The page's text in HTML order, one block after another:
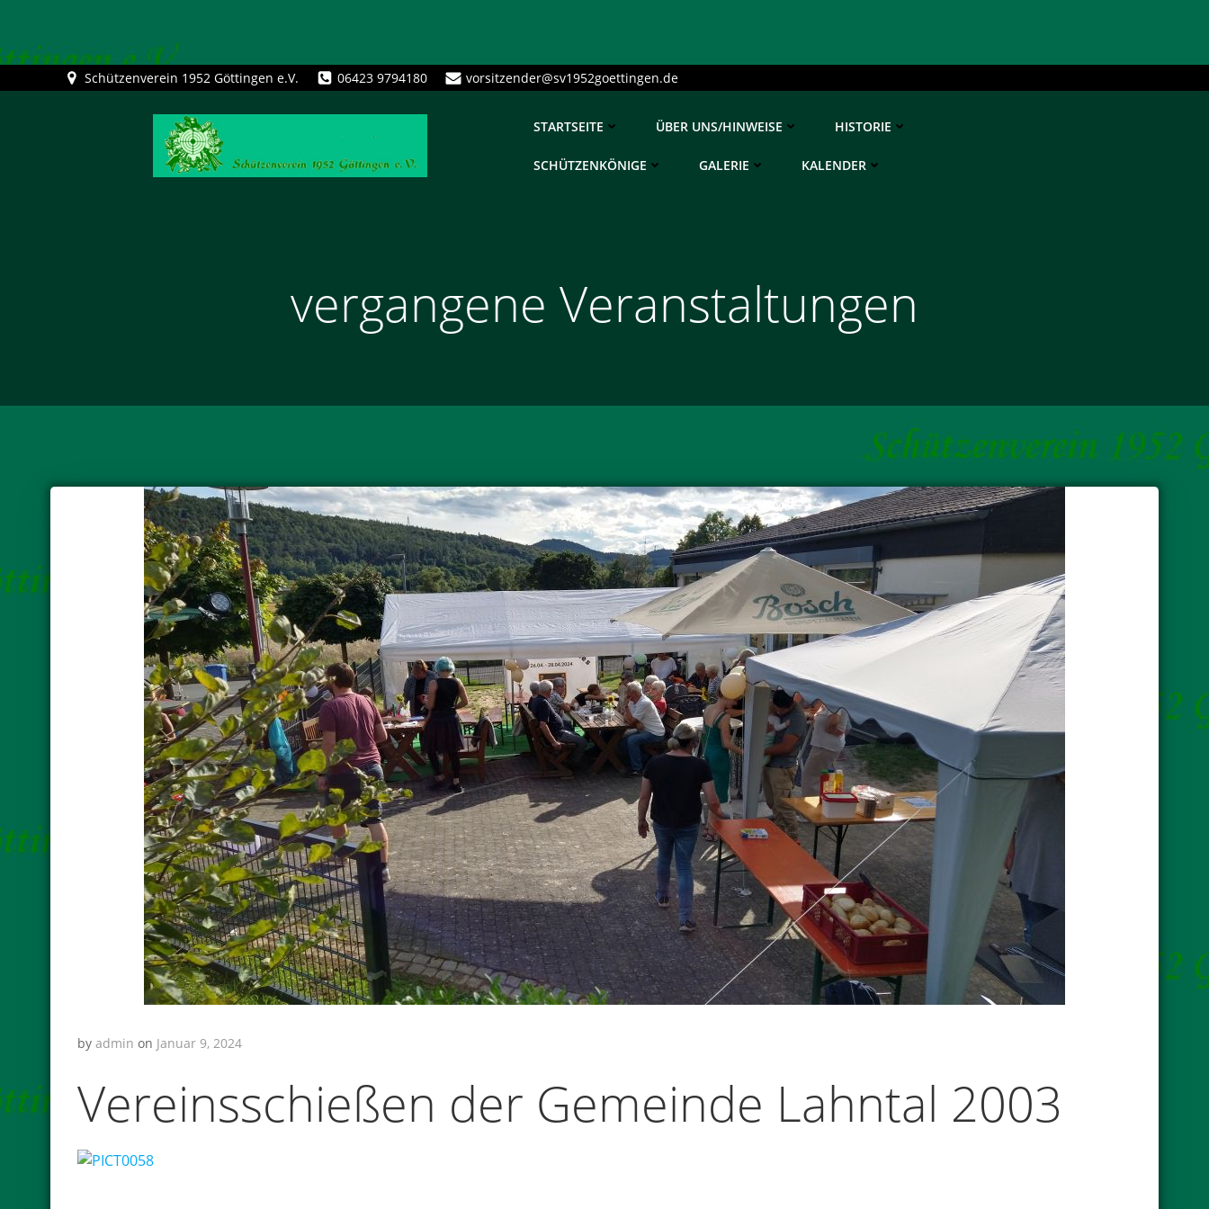
Inhalt
Schützenverein 1952 Göttingen e.V. 06423 9794180 vorsitzender@sv1952goettingen.de
STARTSEITE ÜBER UNS/HINWEISE HISTORIE
SCHÜTZENKÖNIGE GALERIE KALENDER
vergangene Veranstaltungen
by admin on Januar 9, 2024
Vereinsschießen der Gemeinde Lahntal 2003